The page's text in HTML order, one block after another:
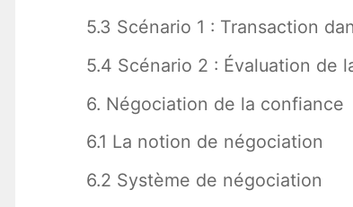
5.3 Scénario 1 : Transaction
5.4 Scénario 2 : Évaluation de
6. Négociation de la confiance
6.1 La notion de négociation
6.2 Système de négociation